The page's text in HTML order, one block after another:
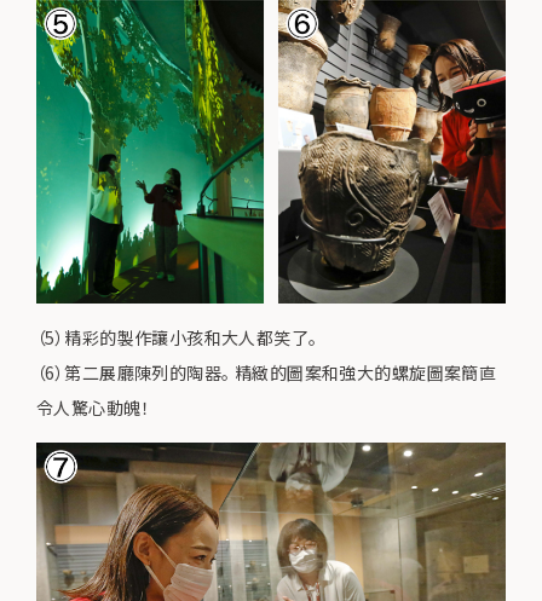
（5）精彩的製作讓小孩和大人都笑了。
（6）第二展廳陳列的陶器。 精緻的圖案和強大的螺旋圖案簡直
令人驚心動魄！